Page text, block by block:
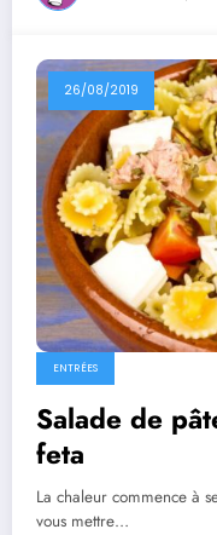
26/08/2019
ENTRÉES
Salade de
feta
La chaleur commence à
vous mettre…